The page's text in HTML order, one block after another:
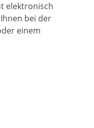
elektronisch
bei der
einem